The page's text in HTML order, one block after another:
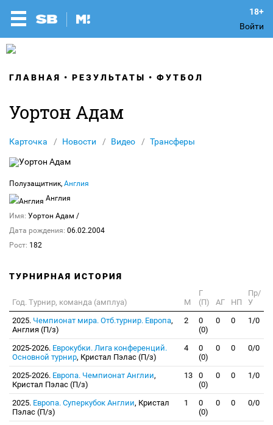
Войти
ГЛАВНАЯ РЕЗУЛЬТАТЫ ФУТБОЛ
Уортон Адам
Карточка Новости Видео Трансферы
Полузащитник, Англия
Англия
Имя: Уортон Адам /
Дата рождения: 06.02.2004
Рост: 182
ТУРНИРНАЯ ИСТОРИЯ
Год. Турнир, команда (амплуа) М
Г
(П)
АГ НП
Пр/
У
2025. Чемпионат мира. Отб.турнир. Европа,
Англия (П/з)
2
0
(0)
0 0 1/0
2025-2026. Еврокубки. Лига конференций.
Основной турнир, Кристал Пэлас (П/з)
4
0
(0)
0 0 0/0
2025-2026. Европа. Чемпионат Англии,
Кристал Пэлас (П/з)
13
0
(0)
0 0 1/0
2025. Европа. Суперкубок Англии, Кристал
Пэлас (П/з)
1
0
(0)
0 0 0/0